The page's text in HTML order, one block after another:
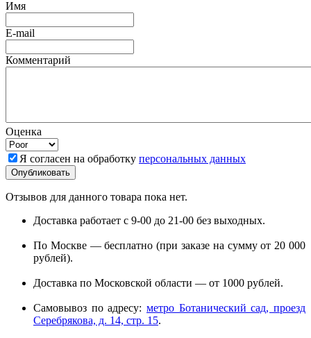
Имя
E-mail
Комментарий
Оценка
Я согласен на обработку персональных данных
Отзывов для данного товара пока нет.
Доставка работает с 9-00 до 21-00 без выходных.
По Москве — бесплатно (при заказе на сумму от 20 000
рублей).
Доставка по Московской области — от 1000 рублей.
Самовывоз по адресу: метро Ботанический сад, проезд
Серебрякова, д. 14, стр. 15.